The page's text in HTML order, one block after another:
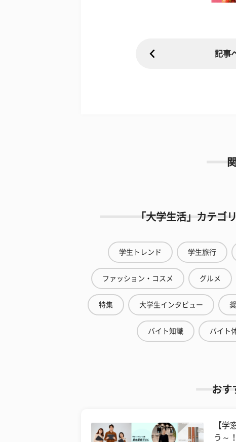
記事
「大学生活」カテゴ
学生トレンド 学生旅行
ファッション・コスメ グルメ
特集 大学生インタビュー
バイト知識 バイト
おす
【学
う～！